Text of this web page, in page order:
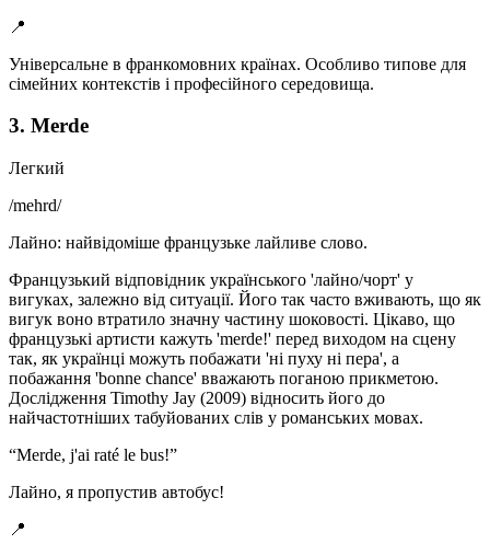
📍
Універсальне в франкомовних країнах. Особливо типове для
сімейних контекстів і професійного середовища.
3. Merde
Легкий
/mehrd/
Лайно: найвідоміше французьке лайливе слово.
Французький відповідник українського 'лайно/чорт' у
вигуках, залежно від ситуації. Його так часто вживають, що як
вигук воно втратило значну частину шоковості. Цікаво, що
французькі артисти кажуть 'merde!' перед виходом на сцену
так, як українці можуть побажати 'ні пуху ні пера', а
побажання 'bonne chance' вважають поганою прикметою.
Дослідження Timothy Jay (2009) відносить його до
найчастотніших табуйованих слів у романських мовах.
“Merde, j'ai raté le bus!”
Лайно, я пропустив автобус!
📍